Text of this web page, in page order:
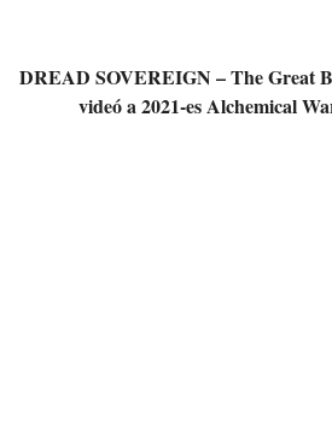
DREAD SOVEREIGN – The Great
videó a 2021-es Alchemical